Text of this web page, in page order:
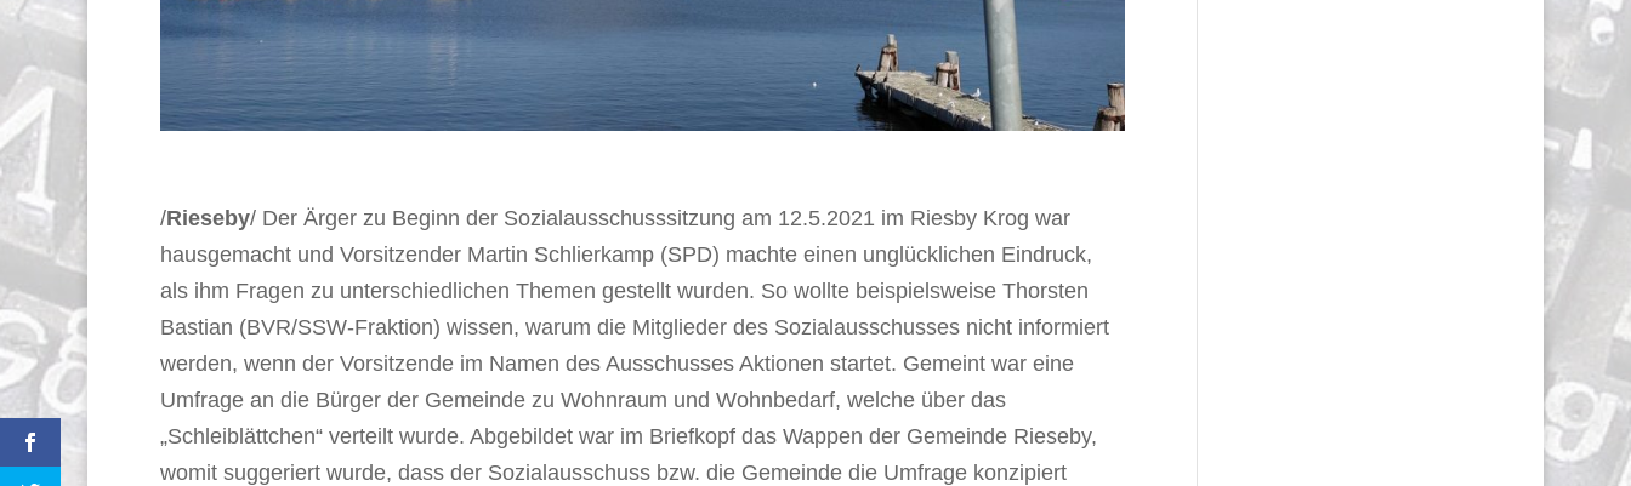
/Rieseby/ Der Ärger zu Beginn der Sozialausschusssitzung am 12.5.2021 im Riesby Krog war
hausgemacht und Vorsitzender Martin Schlierkamp (SPD) machte einen unglücklichen Eindruck,
als ihm Fragen zu unterschiedlichen Themen gestellt wurden. So wollte beispielsweise Thorsten
Bastian (BVR/SSW-Fraktion) wissen, warum die Mitglieder des Sozialausschusses nicht informiert
werden, wenn der Vorsitzende im Namen des Ausschusses Aktionen startet. Gemeint war eine
Umfrage an die Bürger der Gemeinde zu Wohnraum und Wohnbedarf, welche über das
„Schleiblättchen“ verteilt wurde. Abgebildet war im Briefkopf das Wappen der Gemeinde Rieseby,
womit suggeriert wurde, dass der Sozialausschuss bzw. die Gemeinde die Umfrage konzipiert